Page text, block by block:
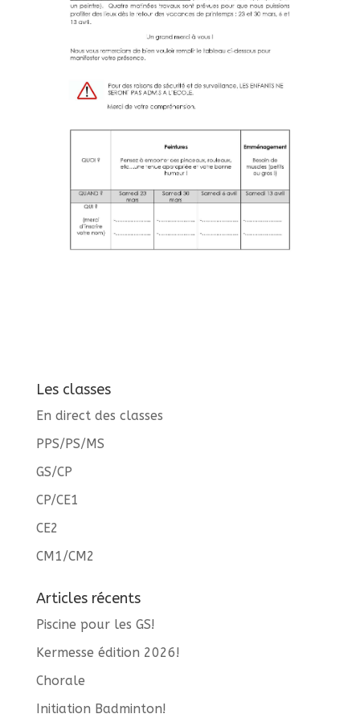
Les classes
En direct des classes
PPS/PS/MS
GS/CP
CP/CE1
CE2
CM1/CM2
Articles récents
Piscine pour les GS!
Kermesse édition 2026!
Chorale
Initiation Badminton!